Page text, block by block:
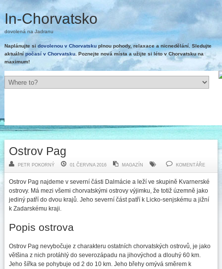
In-Chorvatsko
dovolená na Jadranu
Naplánujte si dovolenou v Chorvatskuplnou pohody, relaxace a nicnedělání. Sledujte
aktuálnípočasí v Chorvatsku. Poznejte nová místa a užijte si léto v Chorvatsku na
maximum!
Ostrov Pag
PETR POKORNÝ 01 ČERVNA 2016 MAGAZÍN KOMENTÁŘE
Ostrov Pag najdeme v severní části Dalmácie a leží ve skupině Kvarnerské
ostrovy. Má mezi všemi chorvatskými ostrovy výjimku, že totiž územně jako
jediný patří do dvou krajů. Jeho severní část patří k Licko-senjskému a jižní
k Zadarskému kraji.
Popis ostrova
Ostrov Pag nevybočuje z charakteru ostatních chorvatských ostrovů, je jako
většina z nich protáhlý do severozápadu na jihovýchod a dlouhý 60 km.
Jeho šířka se pohybuje od 2 do 10 km. Jeho břehy omývá směrem k